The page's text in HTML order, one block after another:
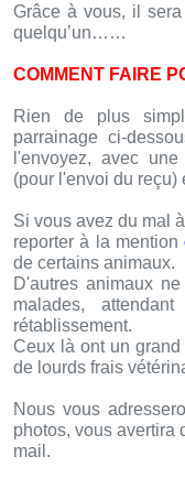
Grâce à vous, il
quelqu’un……
COMMENT FAIRE
Rien de plus
parrainage ci-
l'envoyez, avec
(pour l'envoi du reçu)
Si vous avez du mal
reporter à la mention
de certains animaux.
D'autres animaux
malades,
rétablissement.
Ceux là ont un
de lourds frais
Nous vous
photos, vous avertira
mail.